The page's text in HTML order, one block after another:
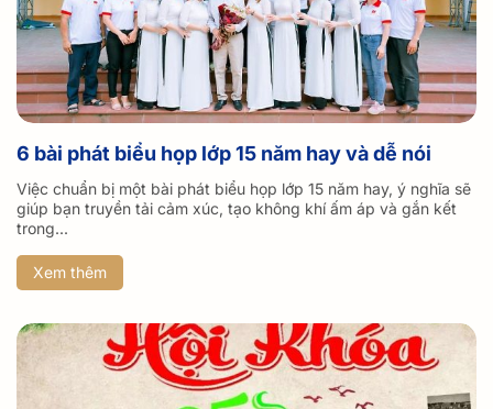
6 bài phát biểu họp lớp 15 năm hay và dễ nói
Việc chuẩn bị một bài phát biểu họp lớp 15 năm hay, ý nghĩa sẽ
giúp bạn truyền tải cảm xúc, tạo không khí ấm áp và gắn kết
trong...
Xem thêm